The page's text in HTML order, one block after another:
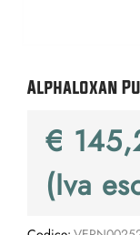
Alphaloxan
€
(Iva